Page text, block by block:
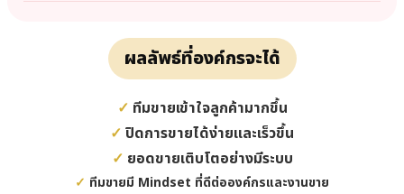
ผลลัพธ์ที่องค์กรจะได้
✓ ทีมขายเข้าใจลูกค้ามากขึ้น
✓ ปิดการขายได้ง่ายและเร็วขึ้น
✓ ยอดขายเติบโตอย่างมีระบบ
✓ ทีมขายมี Mindset ที่ดีต่อองค์กรและงานขาย